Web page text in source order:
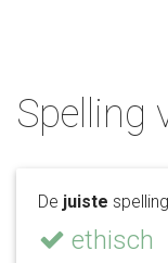
Spelling
De juiste
ethisch